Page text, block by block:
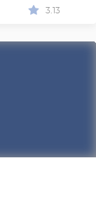
3.13